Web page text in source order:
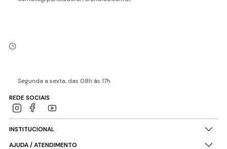
Segunda a sexta, das 08h às 17h
REDE SOCIAIS
INSTITUCIONAL
AJUDA / ATENDIMENTO